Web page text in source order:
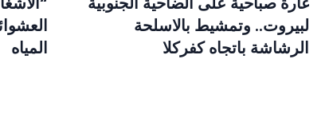
لبيروت.. وتمشيط بالاسلحة
الرشاشة باتجاه كفركلا
المياه